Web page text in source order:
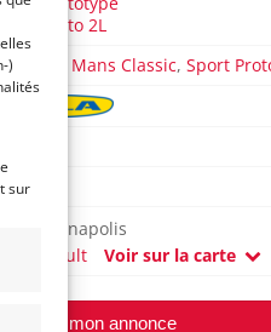
)
sur
Sport Proto 2L
1 Le Mans Classic, Sport
Indianapolis
(34) Hérault
Voir sur la carte
Modifier mon annonce